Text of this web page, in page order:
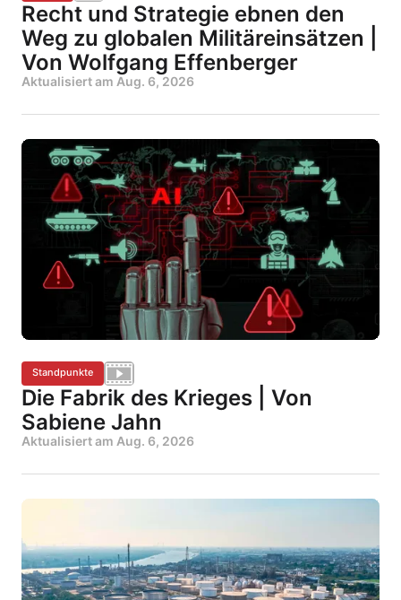
Recht und Strategie ebnen den
Weg zu globalen Militäreinsätzen |
Von Wolfgang Effenberger
Aktualisiert am Aug. 6, 2026
Standpunkte
Die Fabrik des Krieges | Von
Sabiene Jahn
Aktualisiert am Aug. 6, 2026